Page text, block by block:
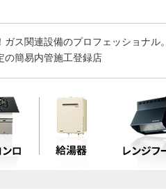
ガス関連設備のプロフェッショナル。
の簡易内管施工登録店